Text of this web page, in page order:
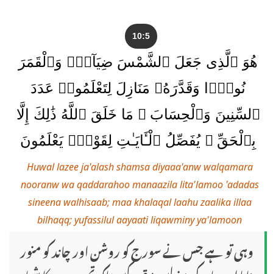
10:5
هُوَ ٱلَّذِى جَعَلَ ٱلشَّمْسَ ضِيَآءًۭ وَٱلْقَمَرَ
نُورًۭا وَقَدَّرَهُۥ مَنَازِلَ لِتَعْلَمُوا۟ عَدَدَ
ٱلسِّنِينَ وَٱلْحِسَابَ ۚ مَا خَلَقَ ٱللَّهُ ذَٰلِكَ إِلَّا
بِٱلْحَقِّ ۚ يُفَصِّلُ ٱلْـَٔايَـٰتِ لِقَوْمٍۢ يَعْلَمُونَ
Huwal lazee ja'alash shamsa diyaaa'anw walqamara
nooranw wa qaddarahoo manaazila lita'lamoo 'adadas
sineena walhisaab; maa khalaqal laahu zaalika illaa
bilhaqq; yufassilul aayaati liqawminy ya'lamoon
وہی تو ہے جس نے سورج کو روشن اور چاند کو منور